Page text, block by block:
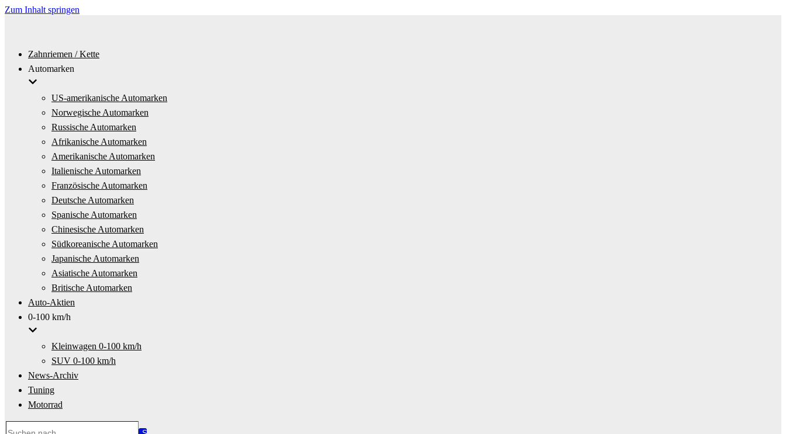
Zum Inhalt springen
Zahnriemen / Kette
Automarken
US-amerikanische Automarken
Norwegische Automarken
Russische Automarken
Afrikanische Automarken
Amerikanische Automarken
Italienische Automarken
Französische Automarken
Deutsche Automarken
Spanische Automarken
Chinesische Automarken
Südkoreanische Automarken
Japanische Automarken
Asiatische Automarken
Britische Automarken
Auto-Aktien
0-100 km/h
Kleinwagen 0-100 km/h
SUV 0-100 km/h
News-Archiv
Tuning
Motorrad